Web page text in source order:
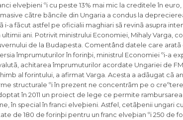
elveþieni ºi cu peste 13% mai mic la creditele în
cãtre bãncile din Ungaria a condus la
i-a fãcut astfel pe oficialii maghiari sã revinã asupra
ani. Potrivit ministrului Economiei, Mihaly Varga,
de la Budapesta. Comentând datele care
împrumuturilor în forinþi, ministrul Economiei ºi-a
achitarea împrumuturilor acordate Ungariei de
al forintului, a afirmat Varga. Acesta a adãugat cã
structurale ºi în prezent ne concentrãm pe o
în 2011 un proiect de lege ce permite
în special în franci elveþieni. Astfel, cetãþenii ungari
de 180 de forinþi pentru un franc elveþian ºi 250 de